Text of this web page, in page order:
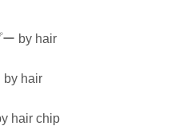
by hair
hair
hair chip